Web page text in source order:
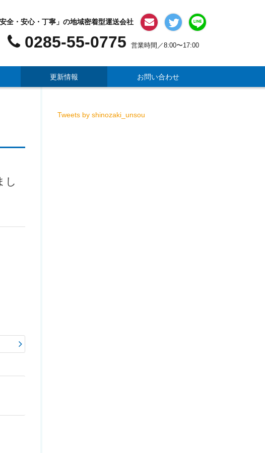
安全・安心・丁寧」の地域密着型運送会社 お問い合わせ
X LINE #64;
0285-55-0775 営業時間／8:00〜17:00
更新情報 お問い合わせ
し
Tweets by shinozaki_unsou